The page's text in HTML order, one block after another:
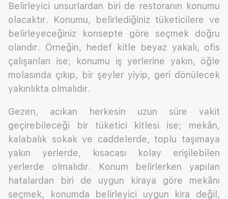
Belirleyici unsurlardan biri de restoranın konumu
olacaktır. Konumu, belirlediğiniz tüketicilere ve
belirleyeceğiniz konsepte göre seçmek doğru
olandır. Örneğin, hedef kitle beyaz yakalı, ofis
çalışanları ise; konumu iş yerlerine yakın, öğle
molasında çıkıp, bir şeyler yiyip, geri dönülecek
yakınlıkta olmalıdır.
Gezen, acıkan herkesin uzun süre vakit
geçirebileceği bir tüketici kitlesi ise; mekân,
kalabalık sokak ve caddelerde, toplu taşımaya
yakın yerlerde, kısacası kolay erişilebilen
yerlerde olmalıdır. Konum belirlerken yapılan
hatalardan biri de uygun kiraya göre mekânı
seçmek, konumda belirleyici uygun kira değil,